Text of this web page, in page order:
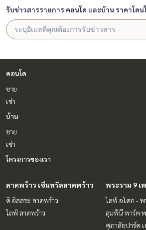
รับข่าวสารรายการ คอนโด และบ้าน ราคาโดน
คอนโด
ขาย
เช่า
บ้าน
ขาย
เช่า
โครงการของเรา
ลาดพร้าว เซ็นทรัลลาดพร้าว
ดิ อิสสระ ลาดพร้าว
ไลฟ์ ลาดพร้าว
พระราม 9 เ
ไลฟ์ อโศก - พ
ลุมพินี พาร์ค พ
ศุภาลัยปาร์ค